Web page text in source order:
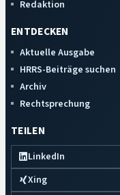
Redaktion
ENTDECKEN
Aktuelle Ausgabe
HRRS-Beiträge suchen
Archiv
Rechtsprechung
TEILEN
LinkedIn
Xing